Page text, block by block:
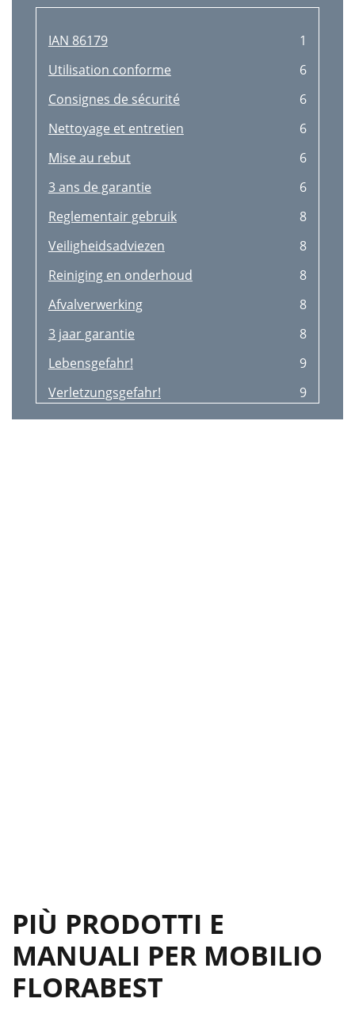
IAN 86179
1
Utilisation conforme
6
Consignes de sécurité
6
Nettoyage et entretien
6
Mise au rebut
6
3 ans de garantie
6
Reglementair gebruik
8
Veiligheidsadviezen
8
Reiniging en onderhoud
8
Afvalverwerking
8
3 jaar garantie
8
Lebensgefahr!
9
Verletzungsgefahr!
9
Pﬂegehinweis
9
PIÙ PRODOTTI E
MANUALI PER MOBILIO
FLORABEST